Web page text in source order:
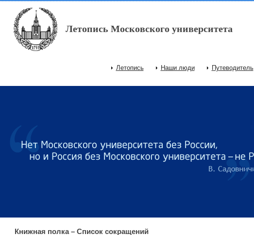
Перейти к основному содержанию
Летопись Московского университета
Главное меню
Летопись Наши люди Путеводитель
Книжная полка – Список сокращений